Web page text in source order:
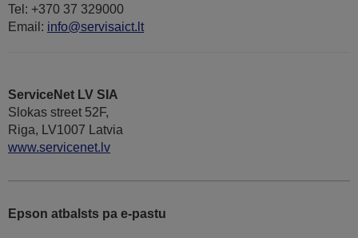
Tel: +370 37 329000
Email: info@servisaict.lt
ServiceNet LV SIA
Slokas street 52F,
Riga, LV1007 Latvia
www.servicenet.lv
Epson atbalsts pa e-pastu